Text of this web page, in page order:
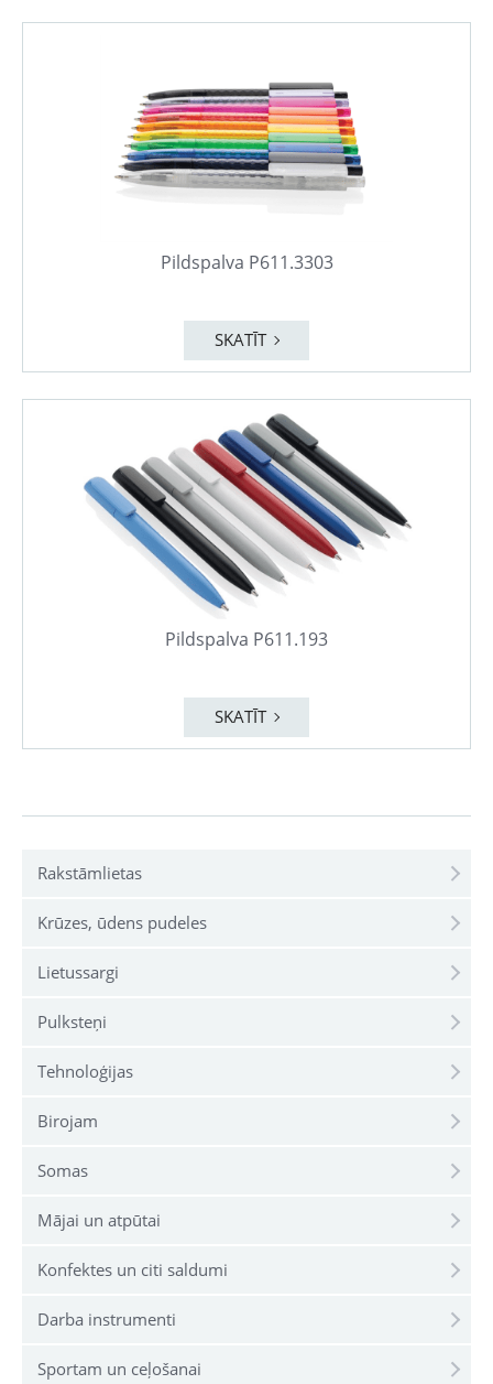
Rakstāmlietas
Krūzes, ūdens pudeles
Lietussargi
Pulksteņi
Tehnoloģijas
Birojam
Somas
Mājai un atpūtai
Konfektes un citi saldumi
Darba instrumenti
Sportam un ceļošanai
Pildspalva P611.3303
SKATĪT
Pildspalva P611.193
SKATĪT